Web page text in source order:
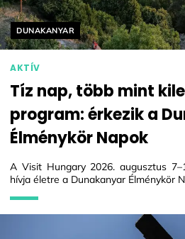
Helyszín címkék:
DUNAKANYAR
AKTÍV
Tíz nap, több mint
program: érkezik a
Élménykör Napok
A Visit Hungary 2026. augusztus
hívja életre a Dunakanyar Élménykör